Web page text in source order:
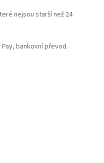
nejsou starší než 24
bankovní převod.